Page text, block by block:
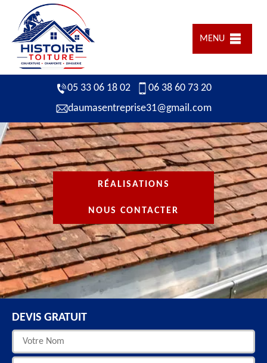
MENU
05 33 06 18 02
06 38 60 73 20
daumasentreprise31@gmail.com
RÉALISATIONS
NOUS CONTACTER
DEVIS GRATUIT